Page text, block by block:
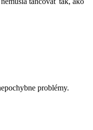
problémy.